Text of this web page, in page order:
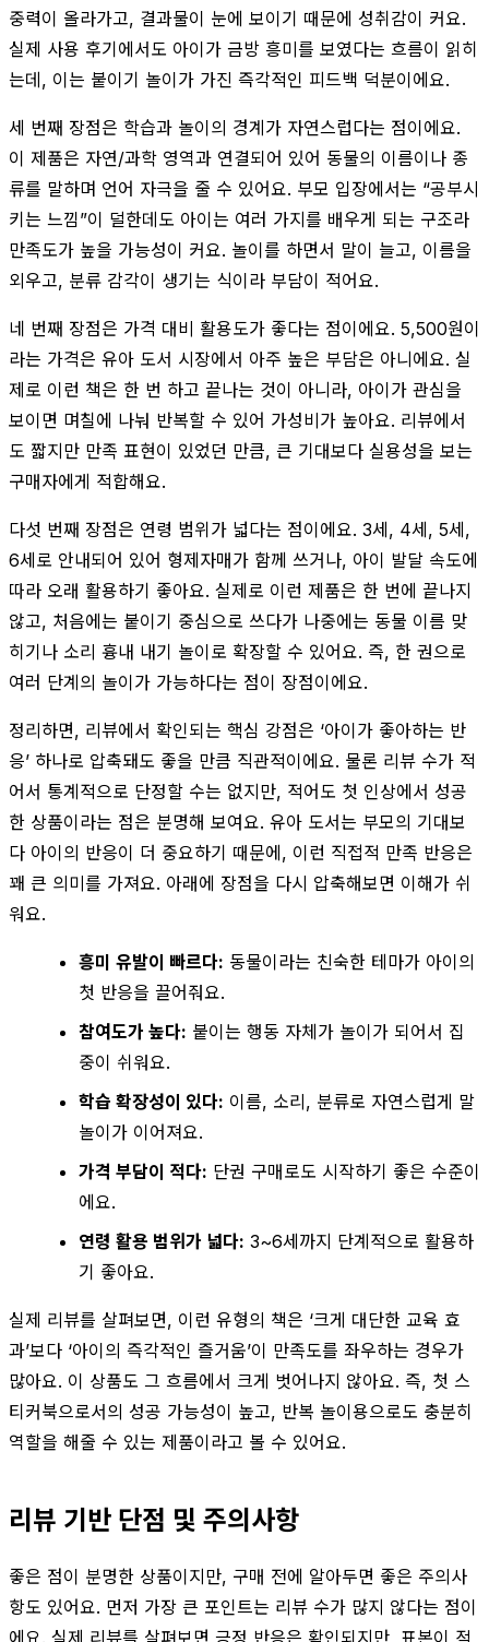
중력이 올라가고, 결과물이 눈에 보이기 때문에 성취감이 커요.
실제 사용 후기에서도 아이가 금방 흥미를 보였다는 흐름이 읽히
는데, 이는 붙이기 놀이가 가진 즉각적인 피드백 덕분이에요.
세 번째 장점은 학습과 놀이의 경계가 자연스럽다는 점이에요.
이 제품은 자연/과학 영역과 연결되어 있어 동물의 이름이나 종
류를 말하며 언어 자극을 줄 수 있어요. 부모 입장에서는 “공부시
키는 느낌”이 덜한데도 아이는 여러 가지를 배우게 되는 구조라
만족도가 높을 가능성이 커요. 놀이를 하면서 말이 늘고, 이름을
외우고, 분류 감각이 생기는 식이라 부담이 적어요.
네 번째 장점은 가격 대비 활용도가 좋다는 점이에요. 5,500원이
라는 가격은 유아 도서 시장에서 아주 높은 부담은 아니에요. 실
제로 이런 책은 한 번 하고 끝나는 것이 아니라, 아이가 관심을
보이면 며칠에 나눠 반복할 수 있어 가성비가 높아요. 리뷰에서
도 짧지만 만족 표현이 있었던 만큼, 큰 기대보다 실용성을 보는
구매자에게 적합해요.
다섯 번째 장점은 연령 범위가 넓다는 점이에요. 3세, 4세, 5세,
6세로 안내되어 있어 형제자매가 함께 쓰거나, 아이 발달 속도에
따라 오래 활용하기 좋아요. 실제로 이런 제품은 한 번에 끝나지
않고, 처음에는 붙이기 중심으로 쓰다가 나중에는 동물 이름 맞
히기나 소리 흉내 내기 놀이로 확장할 수 있어요. 즉, 한 권으로
여러 단계의 놀이가 가능하다는 점이 장점이에요.
정리하면, 리뷰에서 확인되는 핵심 강점은 ‘아이가 좋아하는 반
응’ 하나로 압축돼도 좋을 만큼 직관적이에요. 물론 리뷰 수가 적
어서 통계적으로 단정할 수는 없지만, 적어도 첫 인상에서 성공
한 상품이라는 점은 분명해 보여요. 유아 도서는 부모의 기대보
다 아이의 반응이 더 중요하기 때문에, 이런 직접적 만족 반응은
꽤 큰 의미를 가져요. 아래에 장점을 다시 압축해보면 이해가 쉬
워요.
흥미 유발이 빠르다: 동물이라는 친숙한 테마가 아이의
첫 반응을 끌어줘요.
참여도가 높다: 붙이는 행동 자체가 놀이가 되어서 집
중이 쉬워요.
학습 확장성이 있다: 이름, 소리, 분류로 자연스럽게 말
놀이가 이어져요.
가격 부담이 적다: 단권 구매로도 시작하기 좋은 수준이
에요.
연령 활용 범위가 넓다: 3~6세까지 단계적으로 활용하
기 좋아요.
실제 리뷰를 살펴보면, 이런 유형의 책은 ‘크게 대단한 교육 효
과’보다 ‘아이의 즉각적인 즐거움’이 만족도를 좌우하는 경우가
많아요. 이 상품도 그 흐름에서 크게 벗어나지 않아요. 즉, 첫 스
티커북으로서의 성공 가능성이 높고, 반복 놀이용으로도 충분히
역할을 해줄 수 있는 제품이라고 볼 수 있어요.
리뷰 기반 단점 및 주의사항
좋은 점이 분명한 상품이지만, 구매 전에 알아두면 좋은 주의사
항도 있어요. 먼저 가장 큰 포인트는 리뷰 수가 많지 않다는 점이
에요. 실제 리뷰를 살펴보면 긍정 반응은 확인되지만, 표본이 적